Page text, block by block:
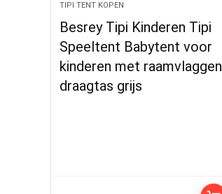
TIPI TENT KOPEN
Besrey Tipi Kinderen Tipi
Speeltent Babytent voor
kinderen met raamvlaggen
draagtas grijs